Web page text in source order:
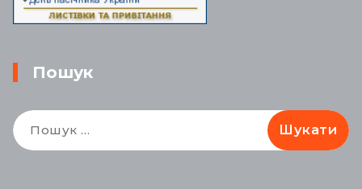
Пошук
Пошук: